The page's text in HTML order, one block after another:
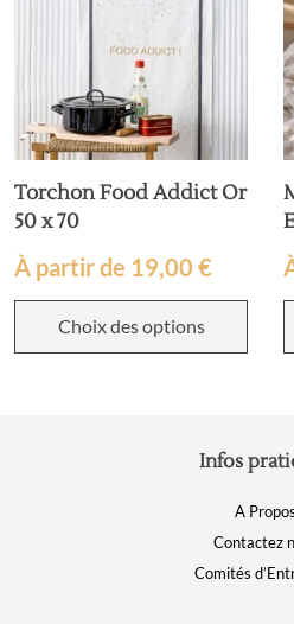
Torchon Food Addict Or
50 x 70
À partir de 19,00 €
Choix des options
Infos
A Propos
Contactez
Comités